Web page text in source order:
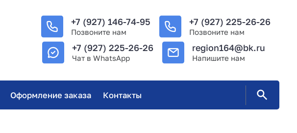
+7 (927) 146-74-95
Позвоните нам
+7 (927) 225-26-26
Позвоните нам
+7 (927) 225-26-26
Чат в WhatsApp
region164@bk.ru
Напишите нам
Оформление заказа Контакты